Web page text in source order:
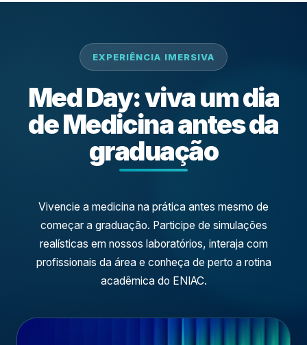
EXPERIÊNCIA IMERSIVA
Med Day: viva um dia
de Medicina antes da
graduação
Vivencie a medicina na prática antes mesmo de
começar a graduação. Participe de simulações
realísticas em nossos laboratórios, interaja com
profissionais da área e conheça de perto a rotina
acadêmica do ENIAC.